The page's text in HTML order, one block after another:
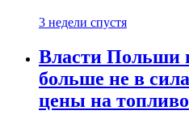
3 недели спустя
Власти Польши
больше не в
цены на топливо